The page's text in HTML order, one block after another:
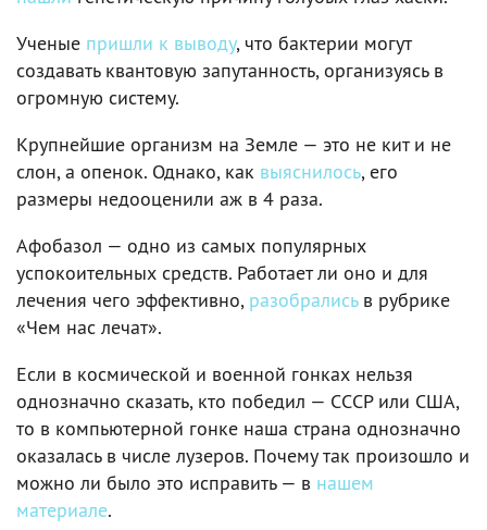
Ученые пришли к выводу, что бактерии могут
создавать квантовую запутанность, организуясь в
огромную систему.
Крупнейшие организм на Земле — это не кит и не
слон, а опенок. Однако, как выяснилось, его
размеры недооценили аж в 4 раза.
Афобазол — одно из самых популярных
успокоительных средств. Работает ли оно и для
лечения чего эффективно, разобралисьв рубрике
«Чем нас лечат».
Если в космической и военной гонках нельзя
однозначно сказать, кто победил — СССР или США,
то в компьютерной гонке наша страна однозначно
оказалась в числе лузеров. Почему так произошло и
можно ли было это исправить — в нашем
материале.